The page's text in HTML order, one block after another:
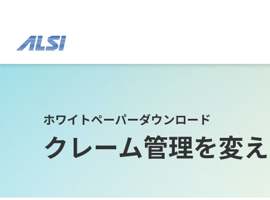
ホワイトペーパーダウンロード
クレーム管理を変